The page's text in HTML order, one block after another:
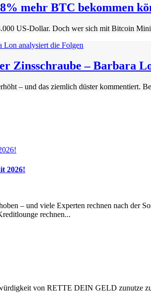
mehr BTC bekommen
US-Dollar. Doch wer sich mit Bitcoin
Zinsschraube – Barbara
– und das ziemlich düster kommentiert.
2026!
– und viele Experten rechnen nach der
rechnen...
von RETTE DEIN GELD zunutze